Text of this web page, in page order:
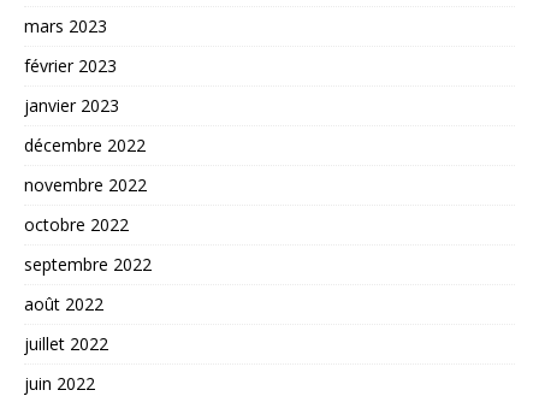
mars 2023
février 2023
janvier 2023
décembre 2022
novembre 2022
octobre 2022
septembre 2022
août 2022
juillet 2022
juin 2022